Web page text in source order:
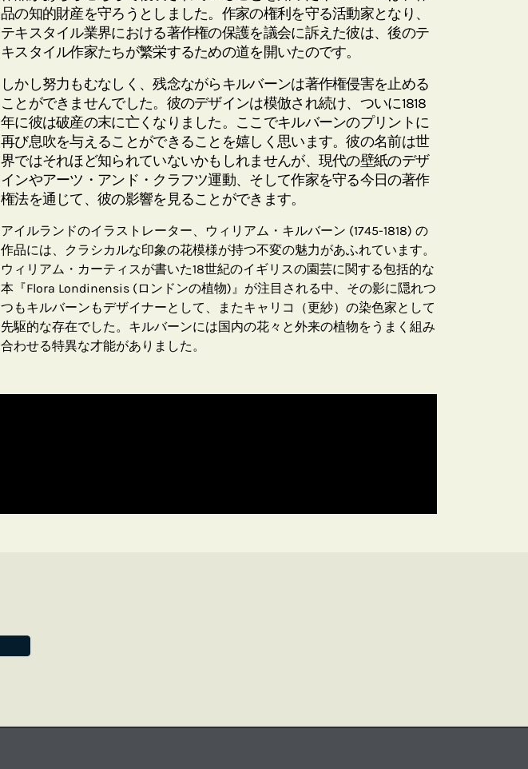
品の知的財産を守ろうとしました。作家の権利を守る活動家となり、
テキスタイル業界における著作権の保護を議会に訴えた彼は、後のテ
キスタイル作家たちが繁栄するための道を開いたのです。
しかし努力もむなしく、残念ながらキルバーンは著作権侵害を止める
ことができませんでした。彼のデザインは模倣され続け、ついに1818
年に彼は破産の末に亡くなりました。ここでキルバーンのプリントに
再び息吹を与えることができることを嬉しく思います。彼の名前は世
界ではそれほど知られていないかもしれませんが、現代の壁紙のデザ
インやアーツ・アンド・クラフツ運動、そして作家を守る今日の著作
権法を通じて、彼の影響を見ることができます。
アイルランドのイラストレーター、ウィリアム・キルバーン (1745-1818) の
作品には、クラシカルな印象の花模様が持つ不変の魅力があふれています。
ウィリアム・カーティスが書いた18世紀のイギリスの園芸に関する包括的な
本『Flora Londinensis (ロンドンの植物)』が注目される中、その影に隠れつ
つもキルバーンもデザイナーとして、またキャリコ（更紗）の染色家として
先駆的な存在でした。キルバーンには国内の花々と外来の植物をうまく組み
合わせる特異な才能がありました。